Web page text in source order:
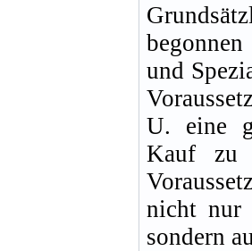
und
U. eine
Kauf zu
nicht nur
sondern